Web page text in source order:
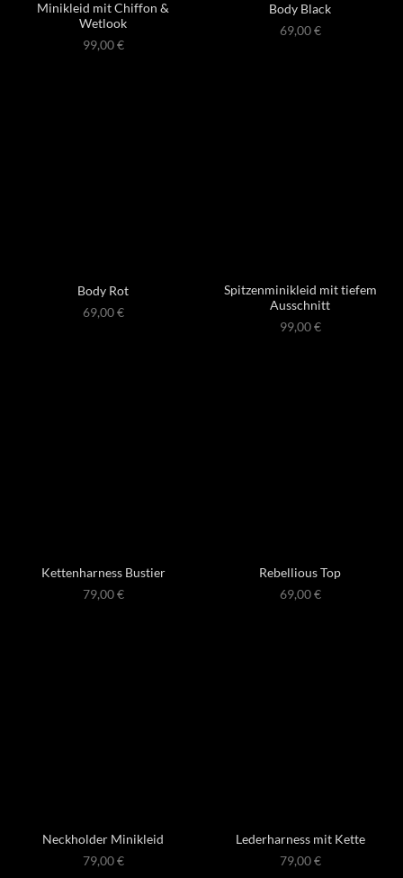
Minikleid mit Chiffon &
Wetlook
99,00€
Body Black
69,00€
Body Rot
69,00€
Spitzenminikleid mit tiefem
Ausschnitt
99,00€
Kettenharness Bustier
79,00€
Rebellious Top
69,00€
Neckholder Minikleid
79,00€
Lederharness mit Kette
79,00€